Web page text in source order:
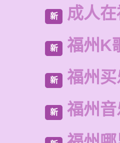
新 成人
新 福州K
新 福州
新 福州